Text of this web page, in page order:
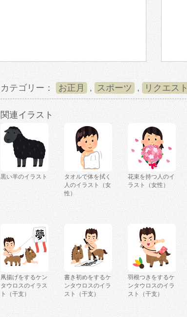
カテゴリー： お正月 , スポーツ , リクエスト
関連イラスト
黒い羊のイラスト
タオルで体を拭く
人のイラスト（女
性）
花束を持つ人のイ
ラスト（女性）
凧揚げをするケン
タウロスのイラス
ト（干支）
書き初めをするケ
ンタウロスのイラ
スト（干支）
羽根つきをするケ
ンタウロスのイラ
スト（干支）